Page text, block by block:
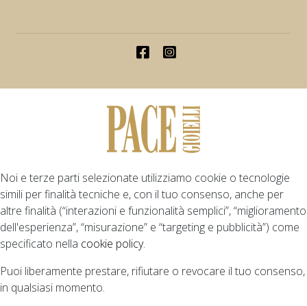
Noi e terze parti selezionate utilizziamo cookie o tecnologie
simili per finalità tecniche e, con il tuo consenso, anche per
altre finalità (“interazioni e funzionalità semplici”, “miglioramento
dell'esperienza”, “misurazione” e “targeting e pubblicità”) come
specificato nella cookie policy.
Puoi liberamente prestare, rifiutare o revocare il tuo consenso,
in qualsiasi momento.